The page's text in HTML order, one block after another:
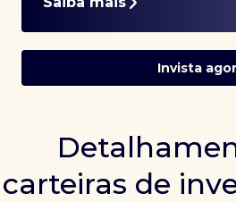
Invista
carteiras de